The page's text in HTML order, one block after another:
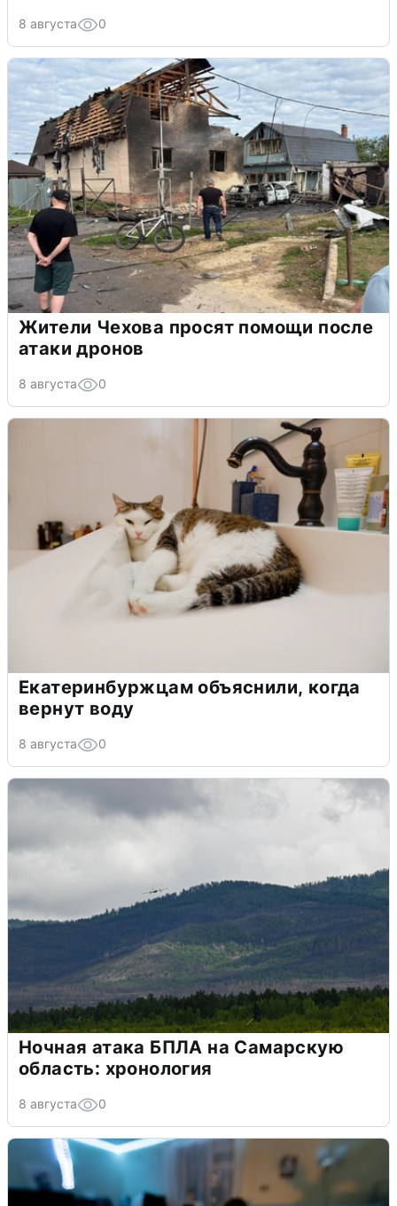
8 августа 0
Жители Чехова просят помощи после
атаки дронов
8 августа 0
Екатеринбуржцам объяснили, когда
вернут воду
8 августа 0
Ночная атака БПЛА на Самарскую
область: хронология
8 августа 0